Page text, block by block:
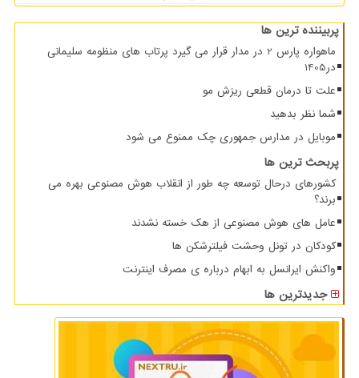
پربیننده ترین ها
ماهواره پارس 2 در مدار قرار می گیرد پرتاب های منظومه سلیمانی
در1405
علت تا درمان قطعی ریزش مو
شما نظر بدهید
موبایل در مدارس جمهوری چک ممنوع می شود
پربحث ترین ها
کشورهای درحال توسعه چه طور از انقلاب هوش مصنوعی بهره می
برند؟
عامل های هوش مصنوعی از هک خسته نشدند
کودکان در تونل وحشت فیلترشکن ها
واکنش ایرانسل به ابهام درباره ی مصرف اینترنت
جدیدترین ها